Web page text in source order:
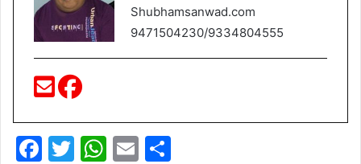
Shubhamsanwad.com
9471504230/9334804555
F
T
W E